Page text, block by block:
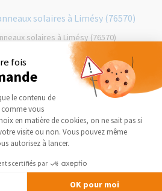
solaires à Limésy (76570)
conseils et actus
fois
du
le contenu de
comme vous
en matière de cookies, on ne sait pas si
visite ou non. Vous pouvez même
autorisez à lancer.
certifiés par
OK pour moi
consent